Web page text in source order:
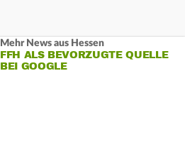
Mehr News aus Hessen
FFH ALS BEVORZUGTE QUELLE
BEI GOOGLE